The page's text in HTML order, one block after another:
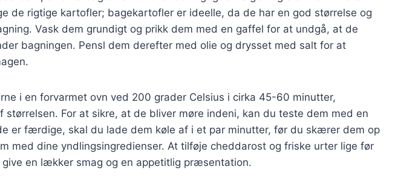
de rigtige kartofler; bagekartofler er ideelle, da de har en god størrelse og
Vask dem grundigt og prikk dem med en gaffel for at undgå, at de
bagningen. Pensl dem derefter med olie og drysset med salt for at
i en forvarmet ovn ved 200 grader Celsius i cirka 45-60 minutter,
For at sikre, at de bliver møre indeni, kan du teste dem med en
er færdige, skal du lade dem køle af i et par minutter, før du skærer dem op
med dine yndlingsingredienser. At tilføje cheddarost og friske urter lige før
give en lækker smag og en appetitlig præsentation.